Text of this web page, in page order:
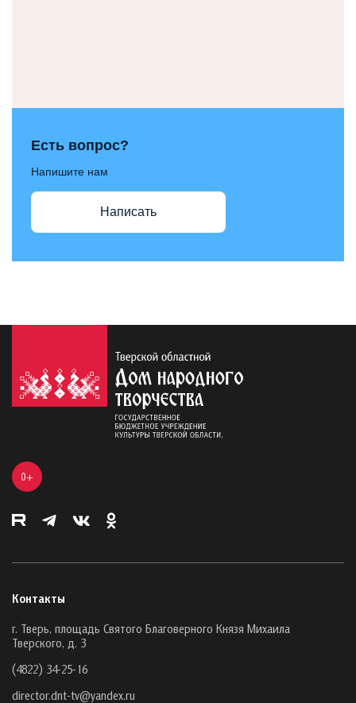
Есть вопрос?
Напишите нам
Написать
0+
Контакты
г. Тверь, площадь Святого Благоверного Князя Михаила
Тверского, д. 3
(4822) 34-25-16
director.dnt-tv@yandex.ru